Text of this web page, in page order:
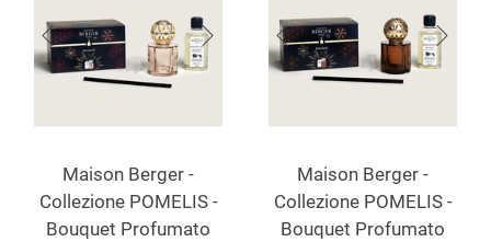
Maison Berger -
Collezione POMELIS -
Bouquet Profumato
Maison Berger -
Collezione POMELIS -
Bouquet Profumato